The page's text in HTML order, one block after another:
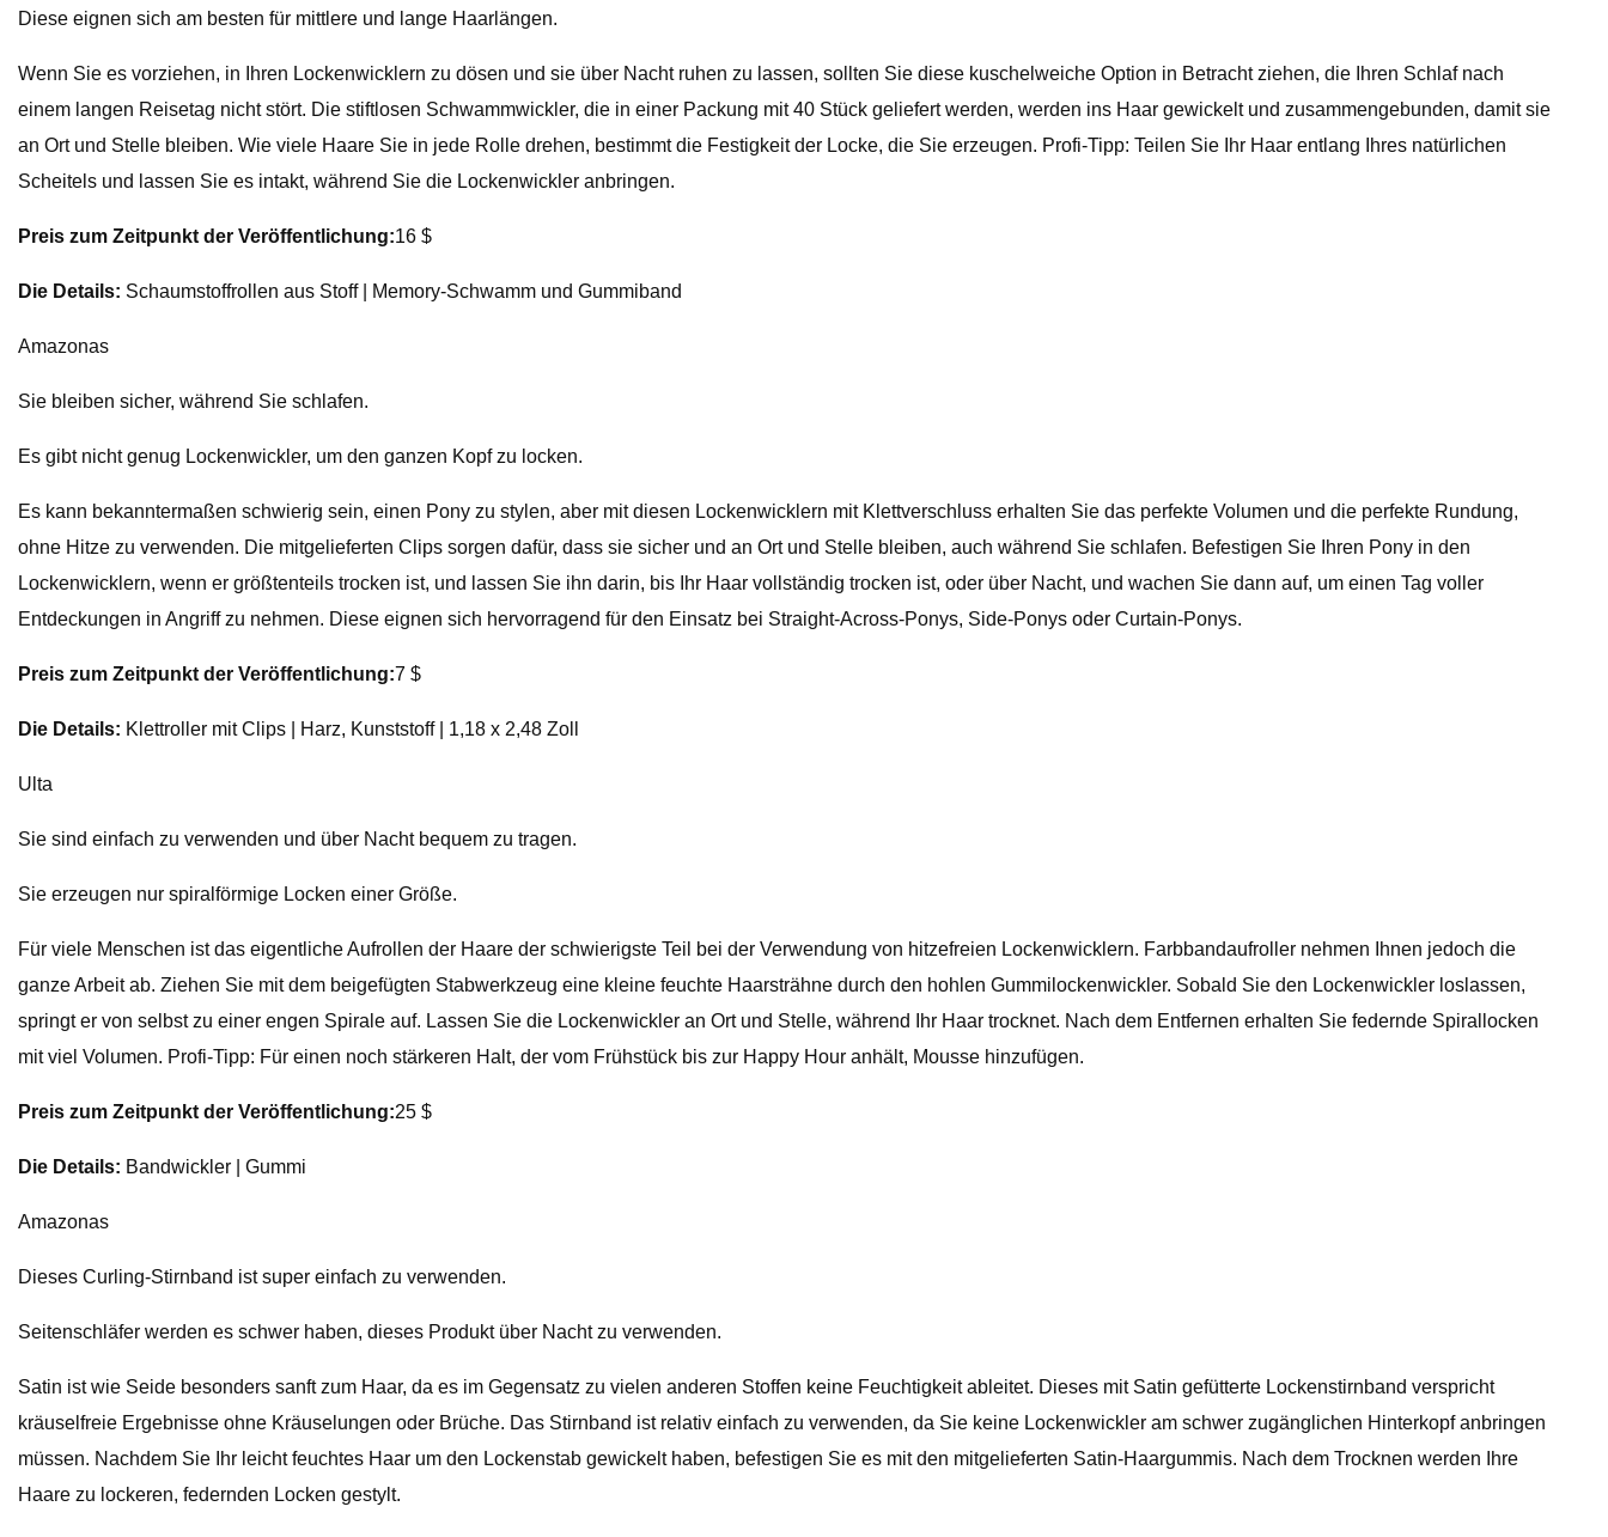
Diese eignen sich am besten für mittlere und lange Haarlängen.
Wenn Sie es vorziehen, in Ihren Lockenwicklern zu dösen und sie über Nacht ruhen zu lassen, sollten Sie diese kuschelweiche Option in Betracht ziehen, die Ihren Schlaf nach
einem langen Reisetag nicht stört. Die stiftlosen Schwammwickler, die in einer Packung mit 40 Stück geliefert werden, werden ins Haar gewickelt und zusammengebunden, damit sie
an Ort und Stelle bleiben. Wie viele Haare Sie in jede Rolle drehen, bestimmt die Festigkeit der Locke, die Sie erzeugen. Profi-Tipp: Teilen Sie Ihr Haar entlang Ihres natürlichen
Scheitels und lassen Sie es intakt, während Sie die Lockenwickler anbringen.
Preis zum Zeitpunkt der Veröffentlichung:16 $
Die Details: Schaumstoffrollen aus Stoff | Memory-Schwamm und Gummiband
Amazonas
Sie bleiben sicher, während Sie schlafen.
Es gibt nicht genug Lockenwickler, um den ganzen Kopf zu locken.
Es kann bekanntermaßen schwierig sein, einen Pony zu stylen, aber mit diesen Lockenwicklern mit Klettverschluss erhalten Sie das perfekte Volumen und die perfekte Rundung,
ohne Hitze zu verwenden. Die mitgelieferten Clips sorgen dafür, dass sie sicher und an Ort und Stelle bleiben, auch während Sie schlafen. Befestigen Sie Ihren Pony in den
Lockenwicklern, wenn er größtenteils trocken ist, und lassen Sie ihn darin, bis Ihr Haar vollständig trocken ist, oder über Nacht, und wachen Sie dann auf, um einen Tag voller
Entdeckungen in Angriff zu nehmen. Diese eignen sich hervorragend für den Einsatz bei Straight-Across-Ponys, Side-Ponys oder Curtain-Ponys.
Preis zum Zeitpunkt der Veröffentlichung:7 $
Die Details: Klettroller mit Clips | Harz, Kunststoff | 1,18 x 2,48 Zoll
Ulta
Sie sind einfach zu verwenden und über Nacht bequem zu tragen.
Sie erzeugen nur spiralförmige Locken einer Größe.
Für viele Menschen ist das eigentliche Aufrollen der Haare der schwierigste Teil bei der Verwendung von hitzefreien Lockenwicklern. Farbbandaufroller nehmen Ihnen jedoch die
ganze Arbeit ab. Ziehen Sie mit dem beigefügten Stabwerkzeug eine kleine feuchte Haarsträhne durch den hohlen Gummilockenwickler. Sobald Sie den Lockenwickler loslassen,
springt er von selbst zu einer engen Spirale auf. Lassen Sie die Lockenwickler an Ort und Stelle, während Ihr Haar trocknet. Nach dem Entfernen erhalten Sie federnde Spirallocken
mit viel Volumen. Profi-Tipp: Für einen noch stärkeren Halt, der vom Frühstück bis zur Happy Hour anhält, Mousse hinzufügen.
Preis zum Zeitpunkt der Veröffentlichung:25 $
Die Details: Bandwickler | Gummi
Amazonas
Dieses Curling-Stirnband ist super einfach zu verwenden.
Seitenschläfer werden es schwer haben, dieses Produkt über Nacht zu verwenden.
Satin ist wie Seide besonders sanft zum Haar, da es im Gegensatz zu vielen anderen Stoffen keine Feuchtigkeit ableitet. Dieses mit Satin gefütterte Lockenstirnband verspricht
kräuselfreie Ergebnisse ohne Kräuselungen oder Brüche. Das Stirnband ist relativ einfach zu verwenden, da Sie keine Lockenwickler am schwer zugänglichen Hinterkopf anbringen
müssen. Nachdem Sie Ihr leicht feuchtes Haar um den Lockenstab gewickelt haben, befestigen Sie es mit den mitgelieferten Satin-Haargummis. Nach dem Trocknen werden Ihre
Haare zu lockeren, federnden Locken gestylt.